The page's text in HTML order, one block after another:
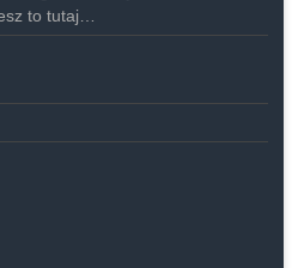
to tutaj…